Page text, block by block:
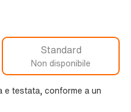
Standard
Non disponibile
e testata, conforme a un